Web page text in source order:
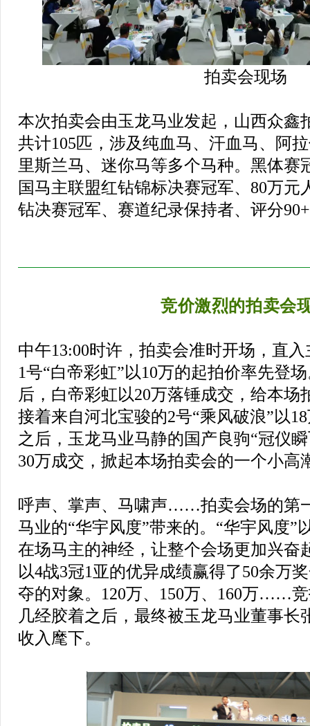
拍卖会现场
本次拍卖会由玉龙马业发起，山西众鑫
共计105匹，涉及纯血马、汗血马、阿
里斯兰马、迷你马等多个马种。黑体赛
国马主联盟红钻锦标决赛冠军、80万元
钻决赛冠军、赛道纪录保持者、评分
竞价激烈的拍卖会
中午13:00时许，拍卖会准时开场，直
1号“白帝彩虹”以10万的起拍价率先登
后，白帝彩虹以20万落锤成交，给本场
接着来自河北宝骏的2号“乘风破浪”以
之后，玉龙马业马静的国产良驹“冠仪
30万成交，掀起本场拍卖会的一个小高
呼声、掌声、马啸声……拍卖会场的第
马业的“华宇风度”带来的。“华宇风度”
在场马主的神经，让整个会场更加兴奋
以4战3冠1亚的优异成绩赢得了50余万
夺的对象。120万、150万、160万……
几经胶着之后，最终被玉龙马业董事长
收入麾下。